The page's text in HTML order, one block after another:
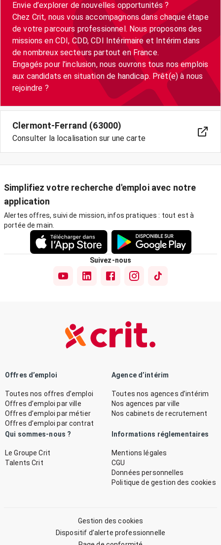
Envie d’explorer de nouvelles opportunités ?
Chez Crit, nous vous accompagnons dans chaque étape
de votre parcours professionnel. Nous proposons des
missions en CDI, CDD, CDI Intérimaire et Intérim dans
de nombreux secteurs partout en France.
Engagés pour l’inclusion, nous ouvrons tous nos emplois
aux candidats en situation de handicap. Prêt(e) à nous
Clermont-Ferrand (63000)
Consulter la localisation sur une carte
Simplifiez votre recherche d'emploi avec notre
application
Alertes offres, suivi de mission, infos pratiques : tout est à
portée de main.
Suivez-nous
Offres d’emploi
Toutes nos offres d’emploi
Offres d’emploi par ville
Offres d’emploi par métier
Offres d’emploi par contrat
Agence d’intérim
Toutes nos agences d’intérim
Nos agences par ville
Nos cabinets de recrutement
Qui sommes-nous ?
Le Groupe Crit
Talents Crit
Informations réglementaires
Mentions légales
CGU
Données personnelles
Politique de gestion des cookies
Gestion des cookies
Dispositif d’alerte professionnelle